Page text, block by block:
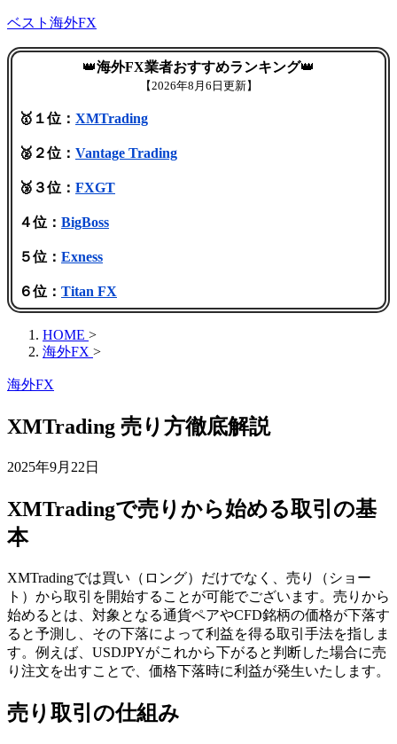
ベスト海外FX
👑海外FX業者おすすめランキング👑
【2026年8月6日更新】
🥇１位： XMTrading
🥈２位： Vantage Trading
🥉３位： FXGT
４位： BigBoss
５位： Exness
６位： Titan FX
HOME >
海外FX >
海外FX
XMTrading 売り方徹底解説
2025年9月22日
XMTradingで売りから始める取引の基
本
XMTradingでは買い（ロング）だけでなく、売り（ショー
ト）から取引を開始することが可能でございます。売りから
始めるとは、対象となる通貨ペアやCFD銘柄の価格が下落す
ると予測し、その下落によって利益を得る取引手法を指しま
す。例えば、USDJPYがこれから下がると判断した場合に売
り注文を出すことで、価格下落時に利益が発生いたします。
売り取引の仕組み